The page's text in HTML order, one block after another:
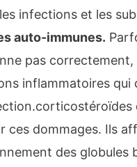
infections et les
auto-immunes.
pas correctement,
inflammatoires qui
ces dommages. Ils
des globules